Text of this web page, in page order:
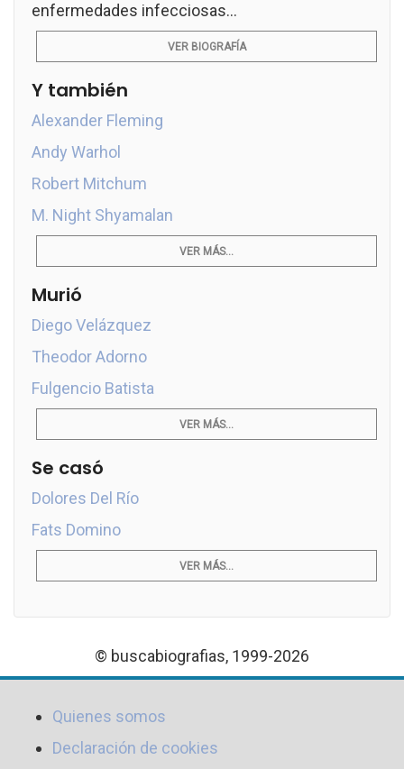
enfermedades infecciosas...
VER BIOGRAFÍA
Y también
Alexander Fleming
Andy Warhol
Robert Mitchum
M. Night Shyamalan
VER MÁS...
Murió
Diego Velázquez
Theodor Adorno
Fulgencio Batista
VER MÁS...
Se casó
Dolores Del Río
Fats Domino
VER MÁS...
© buscabiografias, 1999-2026
Quienes somos
Declaración de cookies